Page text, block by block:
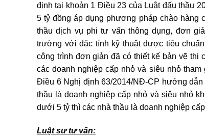
định tại khoản 1 Điều 23 của Luật đấu thầu
5 tỷ đồng áp dụng phương pháp chào hàng
thầu dịch vụ phi tư vấn thông dụng, đơn
trường với đặc tính kỹ thuật được tiêu
công trình đơn giản đã có thiết kế bản vẽ thi
các doanh nghiệp cấp nhỏ và siêu nhỏ
Điều 6 Nghị định 63/2014/NĐ-CP hướng
thầu là doanh nghiệp cấp nhỏ và siêu nhỏ
dưới 5 tỷ thì các nhà thầu là doanh nghiệp
Luật sư tư vấn: